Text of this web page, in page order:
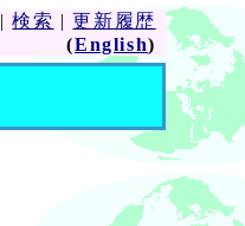
|検索 |更新履歴
(English)